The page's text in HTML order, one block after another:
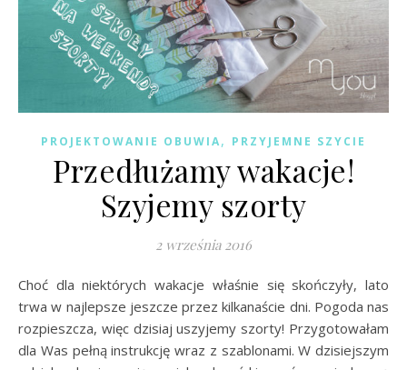
PROJEKTOWANIE OBUWIA, PRZYJEMNE SZYCIE
Przedłużamy wakacje!
Szyjemy szorty
2 września 2016
Choć dla niektórych wakacje właśnie się skończyły, lato
trwa w najlepsze jeszcze przez kilkanaście dni. Pogoda nas
rozpieszcza, więc dzisiaj uszyjemy szorty! Przygotowałam
dla Was pełną instrukcję wraz z szablonami. W dzisiejszym